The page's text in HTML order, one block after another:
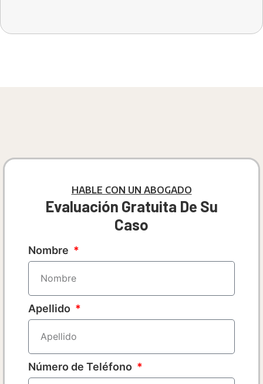
HABLE CON UN ABOGADO
Evaluación Gratuita De Su
Caso
Nombre
Apellido
Número de Teléfono